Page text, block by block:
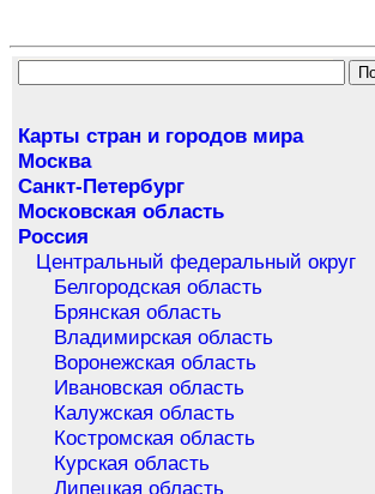
Карты стран и городов мира
Москва
Санкт-Петербург
Московская область
Россия
Центральный федеральный округ
Белгородская область
Брянская область
Владимирская область
Воронежская область
Ивановская область
Калужская область
Костромская область
Курская область
Липецкая область